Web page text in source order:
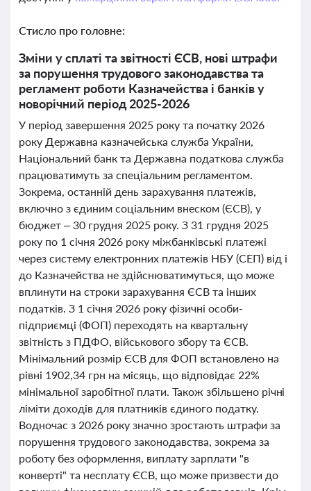
Стисло про головне:
Зміни у сплаті та звітності ЄСВ, нові штрафи
за порушення трудового законодавства та
регламент роботи Казначейства і банків у
новорічний період 2025-2026
У період завершення 2025 року та початку 2026
року Державна казначейська служба України,
Національний банк та Державна податкова служба
працюватимуть за спеціальним регламентом.
Зокрема, останній день зарахування платежів,
включно з єдиним соціальним внеском (ЄСВ), у
бюджет – 30 грудня 2025 року. З 31 грудня 2025
року по 1 січня 2026 року міжбанківські платежі
через систему електронних платежів НБУ (СЕП) від і
до Казначейства не здійснюватимуться, що може
вплинути на строки зарахування ЄСВ та інших
податків. З 1 січня 2026 року фізичні особи-
підприємці (ФОП) переходять на квартальну
звітність з ПДФО, військового збору та ЄСВ.
Мінімальний розмір ЄСВ для ФОП встановлено на
рівні 1902,34 грн на місяць, що відповідає 22%
мінімальної заробітної плати. Також збільшено річні
ліміти доходів для платників єдиного податку.
Водночас з 2026 року значно зростають штрафи за
порушення трудового законодавства, зокрема за
роботу без оформлення, виплату зарплати "в
конверті" та несплату ЄСВ, що може призвести до